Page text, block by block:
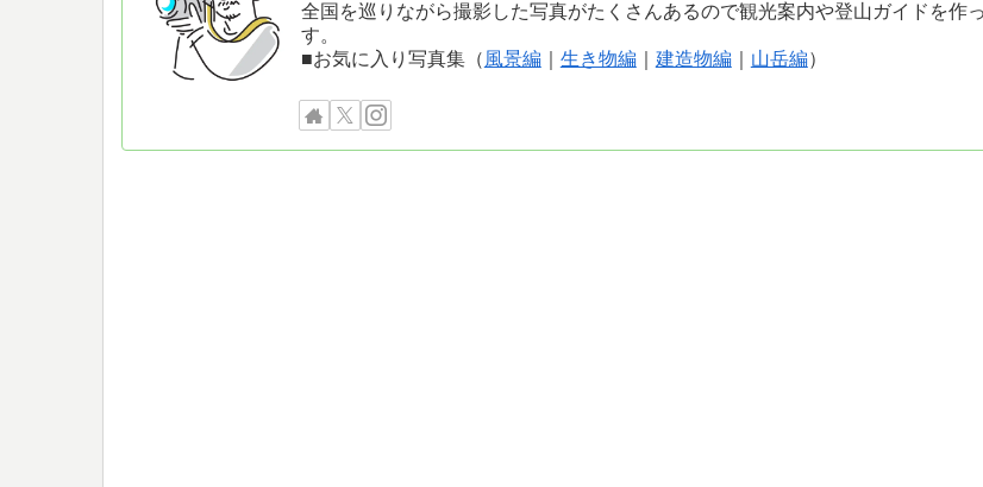
全国を巡りながら撮影した写真がたくさんあるので観光案内や登山ガイドを作
す。
■お気に入り写真集（ 風景編｜ 生き物編｜ 建造物編｜ 山岳編）